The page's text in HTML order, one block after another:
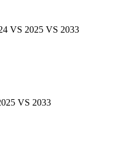
VS 2025 VS 2033
VS 2033